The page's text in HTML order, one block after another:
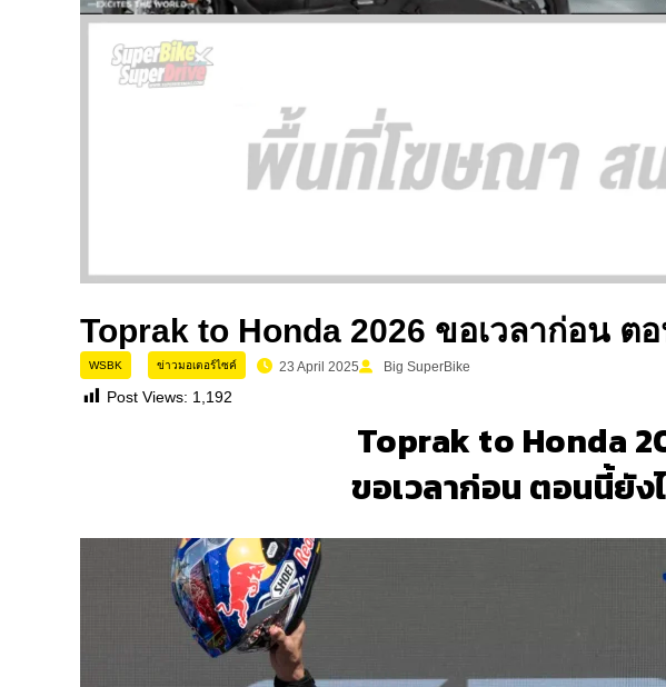
Toprak to Honda 2026 ขอเวลาก่อน ต
WSBK ข่าวมอเตอร์ไซค์ 23 April 2025 Big SuperBike
Post Views: 1,192
Toprak to Honda
ขอเวลาก่อน ตอนนี้ยัง